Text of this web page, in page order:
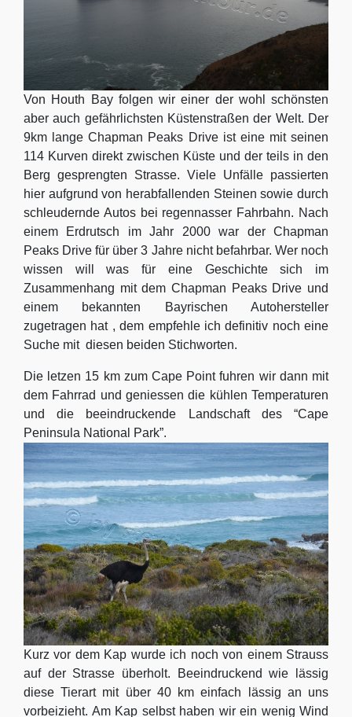
Von Houth Bay folgen wir einer der wohl schönsten
aber auch gefährlichsten Küstenstraßen der Welt. Der
9km lange Chapman Peaks Drive ist eine mit seinen
114 Kurven direkt zwischen Küste und der teils in den
Berg gesprengten Strasse. Viele Unfälle passierten
hier aufgrund von herabfallenden Steinen sowie durch
schleudernde Autos bei regennasser Fahrbahn. Nach
einem Erdrutsch im Jahr 2000 war der Chapman
Peaks Drive für über 3 Jahre nicht befahrbar. Wer noch
wissen will was für eine Geschichte sich im
Zusammenhang mit dem Chapman Peaks Drive und
einem bekannten Bayrischen Autohersteller
zugetragen hat , dem empfehle ich definitiv noch eine
Suche mit diesen beiden Stichworten.
Die letzen 15 km zum Cape Point fuhren wir dann mit
dem Fahrrad und geniessen die kühlen Temperaturen
und die beeindruckende Landschaft des “Cape
Peninsula National Park”.
Kurz vor dem Kap wurde ich noch von einem Strauss
auf der Strasse überholt. Beeindruckend wie lässig
diese Tierart mit über 40 km einfach lässig an uns
vorbeizieht. Am Kap selbst haben wir ein wenig Wind